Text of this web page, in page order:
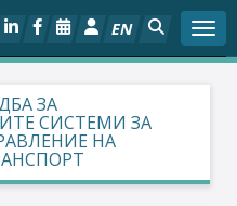
EN
ЗА
СИСТЕМИ ЗА
НА